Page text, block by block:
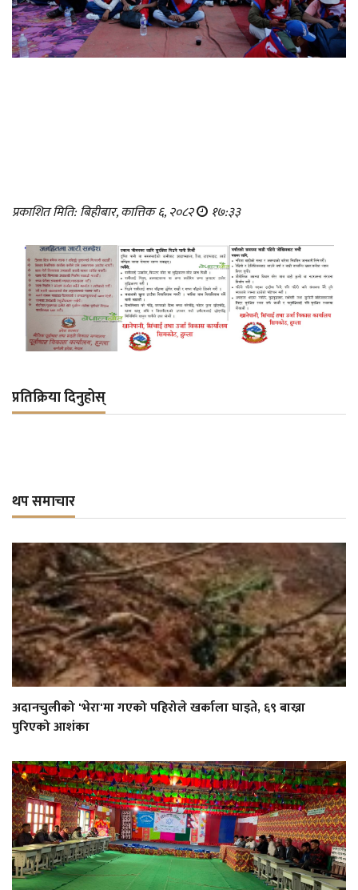
प्रकाशित मिति: बिहीबार, कात्तिक ६, २०८२ १७:३३
प्रतिक्रिया दिनुहोस्
थप समाचार
अदानचुलीको 'भेरा'मा गएको पहिरोले खर्काला घाइते, ६९ बाख्रा
पुरिएको आशंका